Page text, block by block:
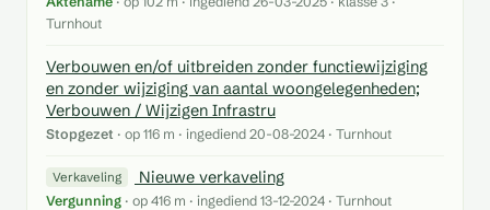
Turnhout
Verbouwen en/of uitbreiden zonder functiewijziging
en zonder wijziging van aantal woongelegenheden;
Verbouwen / Wijzigen Infrastru
Stopgezet · op 116 m · ingediend 20-08-2024 · Turnhout
Verkaveling Nieuwe verkaveling
Vergunning · op 416 m · ingediend 13-12-2024 · Turnhout